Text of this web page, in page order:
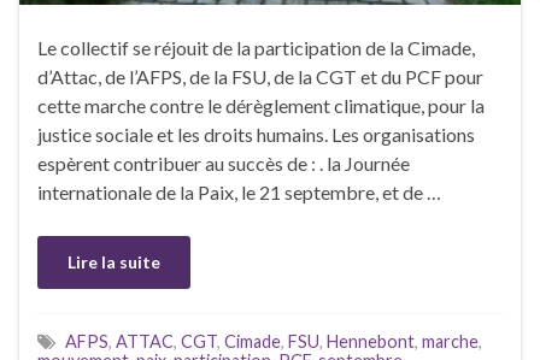
Le collectif se réjouit de la participation de la Cimade,
d’Attac, de l’AFPS, de la FSU, de la CGT et du PCF pour
cette marche contre le dérèglement climatique, pour la
justice sociale et les droits humains. Les organisations
espèrent contribuer au succès de : . la Journée
internationale de la Paix, le 21 septembre, et de …
Lire la suite
AFPS, ATTAC, CGT, Cimade, FSU, Hennebont, marche,